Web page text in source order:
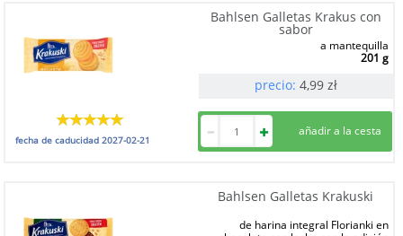
Bahlsen Galletas Krakus con
sabor
a mantequilla
201 g
precio: 4,99 zł
fecha de caducidad2027-02-21
Bahlsen Galletas Krakuski
de harina integral Florianki en